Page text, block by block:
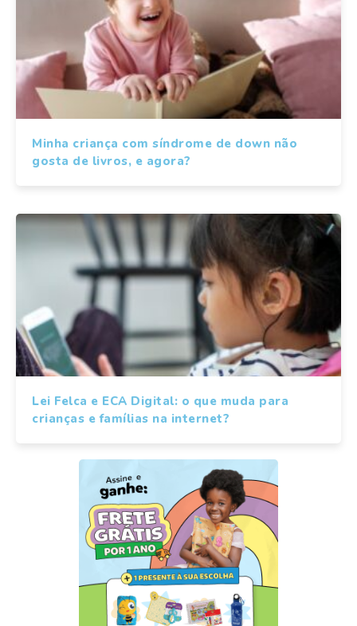
Minha criança com síndrome de down não
gosta de livros, e agora?
Lei Felca e ECA Digital: o que muda para
crianças e famílias na internet?